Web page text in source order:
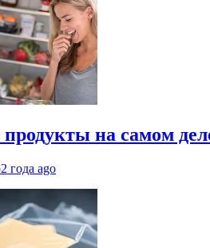
на самом
2 года ago